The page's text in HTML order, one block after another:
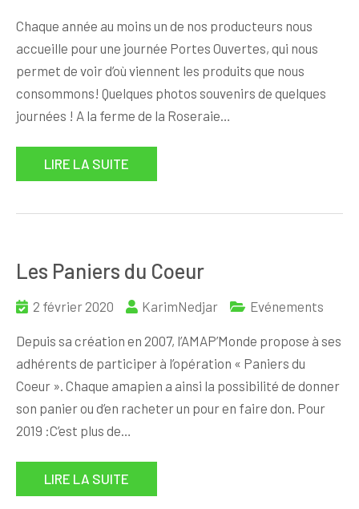
Chaque année au moins un de nos producteurs nous
accueille pour une journée Portes Ouvertes, qui nous
permet de voir d’où viennent les produits que nous
consommons! Quelques photos souvenirs de quelques
journées ! A la ferme de la Roseraie…
LIRE LA SUITE
Les Paniers du Coeur
2 février 2020 KarimNedjar Evénements
Depuis sa création en 2007, l’AMAP’Monde propose à ses
adhérents de participer à l’opération « Paniers du
Coeur ». Chaque amapien a ainsi la possibilité de donner
son panier ou d’en racheter un pour en faire don. Pour
2019 :C’est plus de…
LIRE LA SUITE